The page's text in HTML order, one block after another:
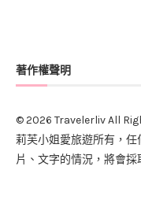
著作權聲明
© 2026 Travelerliv All
莉芙小姐愛旅遊所有，
片、文字的情況，將會採